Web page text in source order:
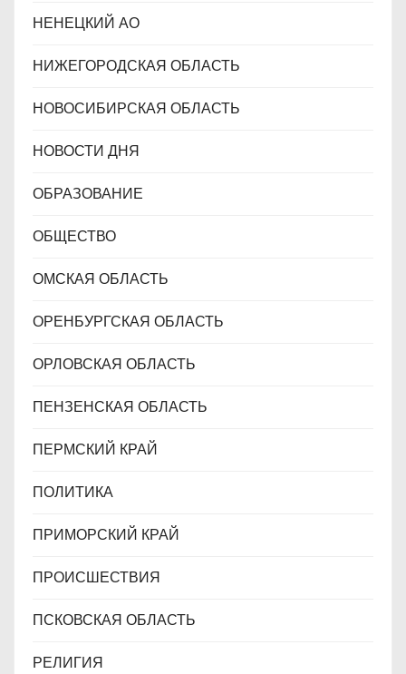
НЕНЕЦКИЙ АО
НИЖЕГОРОДСКАЯ ОБЛАСТЬ
НОВОСИБИРСКАЯ ОБЛАСТЬ
НОВОСТИ ДНЯ
ОБРАЗОВАНИЕ
ОБЩЕСТВО
ОМСКАЯ ОБЛАСТЬ
ОРЕНБУРГСКАЯ ОБЛАСТЬ
ОРЛОВСКАЯ ОБЛАСТЬ
ПЕНЗЕНСКАЯ ОБЛАСТЬ
ПЕРМСКИЙ КРАЙ
ПОЛИТИКА
ПРИМОРСКИЙ КРАЙ
ПРОИСШЕСТВИЯ
ПСКОВСКАЯ ОБЛАСТЬ
РЕЛИГИЯ